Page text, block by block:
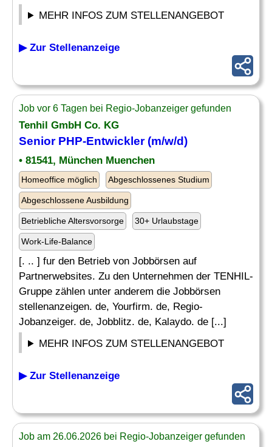
MEHR INFOS ZUM STELLENANGEBOT
▶ Zur Stellenanzeige
Job vor 6 Tagen bei Regio-Jobanzeiger gefunden
Tenhil GmbH Co. KG
Senior PHP-Entwickler (m/w/d)
• 81541, München Muenchen
Homeoffice möglich Abgeschlossenes Studium
Abgeschlossene Ausbildung
Betriebliche Altersvorsorge 30+ Urlaubstage
Work-Life-Balance
[. .. ] fur den Betrieb von Jobbörsen auf
Partnerwebsites. Zu den Unternehmen der TENHIL-
Gruppe zählen unter anderem die Jobbörsen
stellenanzeigen. de, Yourfirm. de, Regio-
Jobanzeiger. de, Jobblitz. de, Kalaydo. de [...]
MEHR INFOS ZUM STELLENANGEBOT
▶ Zur Stellenanzeige
Job am 26.06.2026 bei Regio-Jobanzeiger gefunden